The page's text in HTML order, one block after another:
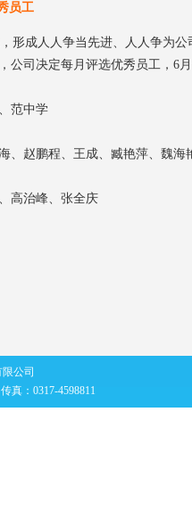
员工
成人人争当先进、人人争为公
公司决定每月评选优秀员工，6
范中学
、赵鹏程、王成、臧艳萍、魏海
高治峰、张全庆
公司
真：0317-4598811